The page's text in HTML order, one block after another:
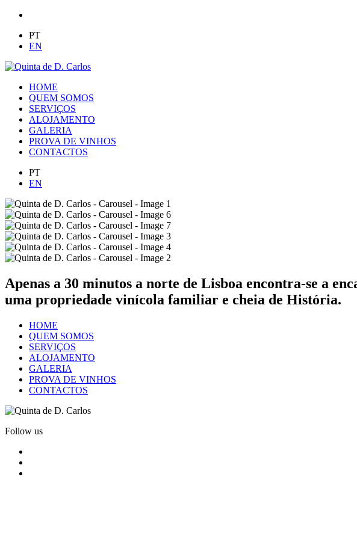
PT
EN
HOME
QUEM SOMOS
SERVIÇOS
ALOJAMENTO
GALERIA
PROVA DE VINHOS
CONTACTOS
PT
EN
Apenas a 30 minutos a norte de Lisboa encontra-se a
uma propriedade vinícola familiar e cheia de História.
HOME
QUEM SOMOS
SERVIÇOS
ALOJAMENTO
GALERIA
PROVA DE VINHOS
CONTACTOS
Follow us